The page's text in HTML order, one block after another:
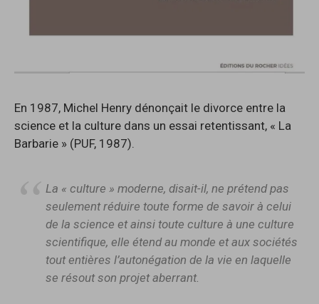
En 1987, Michel Henry dénonçait le divorce entre la
science et la culture dans un essai retentissant, « La
Barbarie » (PUF, 1987).
La « culture » moderne, disait-il, ne prétend pas
seulement réduire toute forme de savoir à celui
de la science et ainsi toute culture à une culture
scientifique, elle étend au monde et aux sociétés
tout entières l’autonégation de la vie en laquelle
se résout son projet aberrant.